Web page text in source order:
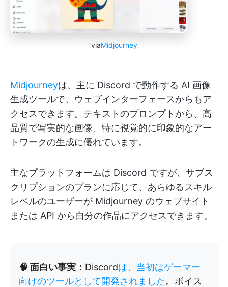
viaMidjourney
Midjourneyは、主に Discord で動作する AI 画像
生成ツールで、ウェブインターフェースからもア
クセスできます。テキストのプロンプトから、高
品質で写実的な画像、特に視覚的に印象的なアー
トワークの生成に優れています。
主なプラットフォームは Discord ですが、サブス
クリプションのプランに応じて、あらゆるスキル
レベルのユーザーが Midjourney のウェブサイト
または API から自分の作品にアクセスできます。
🧠 面白い事実： Discordは、当初はゲーマー
向けのツールとして開発されました。ボイス